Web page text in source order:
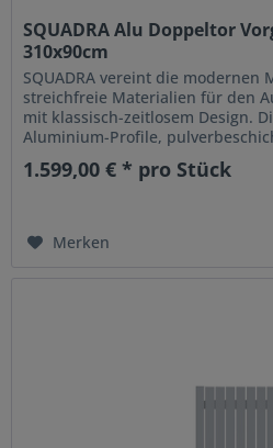
SQUADRA Alu Doppeltor
310x90cm
SQUADRA vereint die modernen
streichfreie Materialien für den
mit klassisch-zeitlosem Design.
Aluminium-Profile,
Anthrazit, sind...
1.599,00 € * pro Stück
Merken